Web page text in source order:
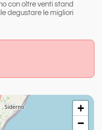
con oltre venti stand
degustare le migliori
+
−